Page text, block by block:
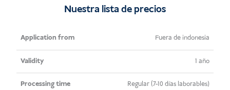
Nomad
Indonesia
Nuestra lista de precios
Solicitud
de
Validez
procesamiento
Precio
Fuera de indonesia
1 año
Regular (7-10 días laborables)